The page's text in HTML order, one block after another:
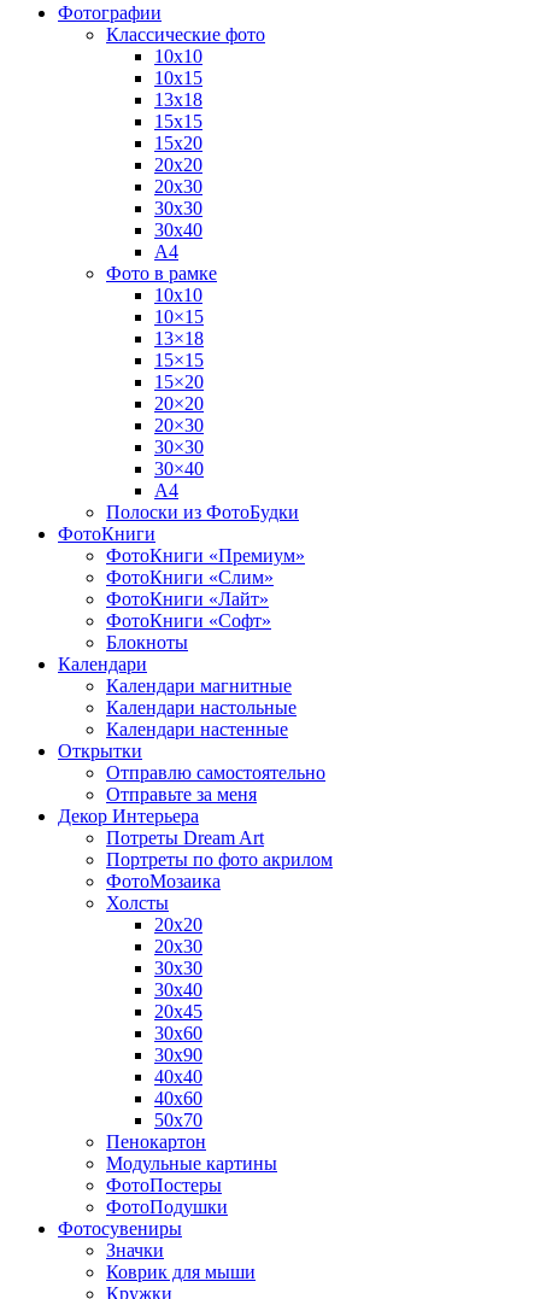
Фотографии
Классические фото
10х10
10х15
13х18
15х15
15х20
20х20
20х30
30х30
30х40
А4
Фото в рамке
10х10
10×15
13×18
15×15
15×20
20×20
20×30
30×30
30×40
A4
Полоски из ФотоБудки
ФотоКниги
ФотоКниги «Премиум»
ФотоКниги «Слим»
ФотоКниги «Лайт»
ФотоКниги «Софт»
Блокноты
Календари
Календари магнитные
Календари настольные
Календари настенные
Открытки
Отправлю самостоятельно
Отправьте за меня
Декор Интерьера
Потреты Dream Art
Портреты по фото акрилом
ФотоМозаика
Холсты
20х20
20х30
30х30
30х40
20х45
30х60
30х90
40х40
40х60
50х70
Пенокартон
Модульные картины
ФотоПостеры
ФотоПодушки
Фотоcувениры
Значки
Коврик для мыши
Кружки